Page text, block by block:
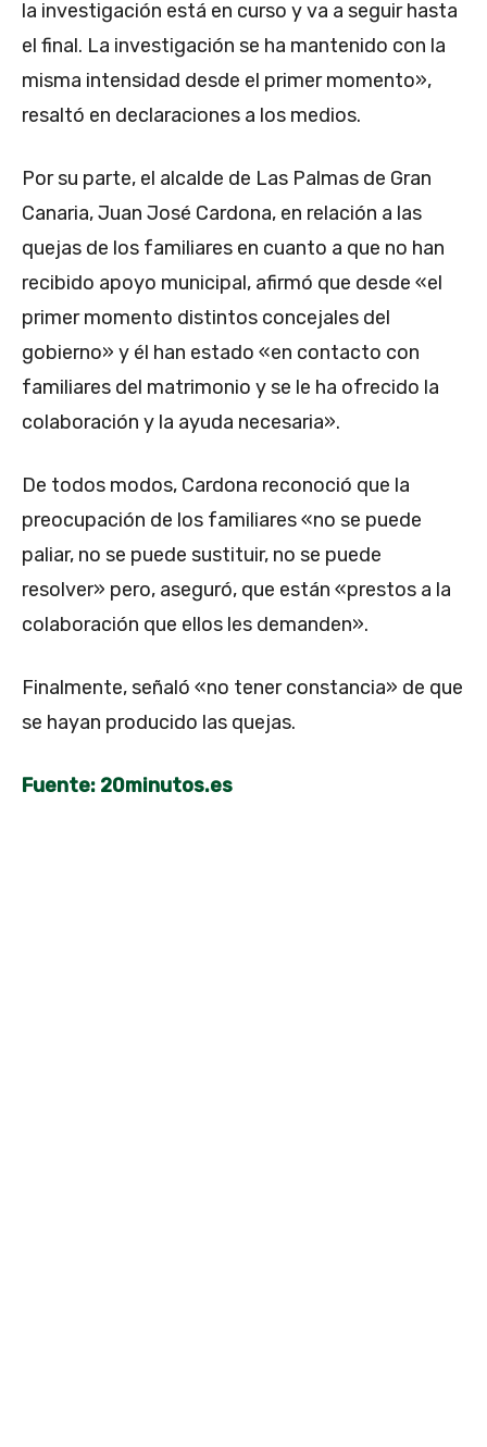
la investigación está en curso y va a seguir hasta
el final. La investigación se ha mantenido con la
misma intensidad desde el primer momento»,
resaltó en declaraciones a los medios.
Por su parte, el alcalde de Las Palmas de Gran
Canaria, Juan José Cardona, en relación a las
quejas de los familiares en cuanto a que no han
recibido apoyo municipal, afirmó que desde «el
primer momento distintos concejales del
gobierno» y él han estado «en contacto con
familiares del matrimonio y se le ha ofrecido la
colaboración y la ayuda necesaria».
De todos modos, Cardona reconoció que la
preocupación de los familiares «no se puede
paliar, no se puede sustituir, no se puede
resolver» pero, aseguró, que están «prestos a la
colaboración que ellos les demanden».
Finalmente, señaló «no tener constancia» de que
se hayan producido las quejas.
Fuente: 20minutos.es